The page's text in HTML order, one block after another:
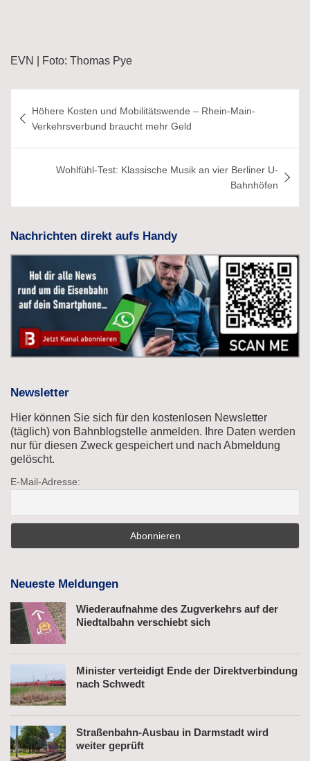
EVN | Foto: Thomas Pye
Höhere Kosten und Mobilitätswende – Rhein-Main-
Verkehrsverbund braucht mehr Geld
Wohlfühl-Test: Klassische Musik an vier Berliner U-
Bahnhöfen
Nachrichten direkt aufs Handy
Newsletter
Hier können Sie sich für den kostenlosen Newsletter
(täglich) von Bahnblogstelle anmelden. Ihre Daten werden
nur für diesen Zweck gespeichert und nach Abmeldung
gelöscht.
E-Mail-Adresse:
Neueste Meldungen
Wiederaufnahme des Zugverkehrs auf der
Niedtalbahn verschiebt sich
Minister verteidigt Ende der Direktverbindung
nach Schwedt
Straßenbahn-Ausbau in Darmstadt wird
weiter geprüft